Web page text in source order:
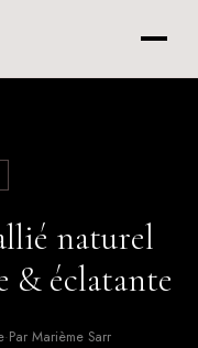
naturel
& éclatante
·Par Marième Sarr